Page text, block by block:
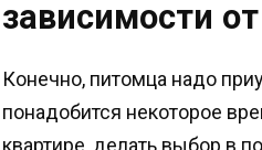
зависимости
Конечно, питомца надо
понадобится некоторое